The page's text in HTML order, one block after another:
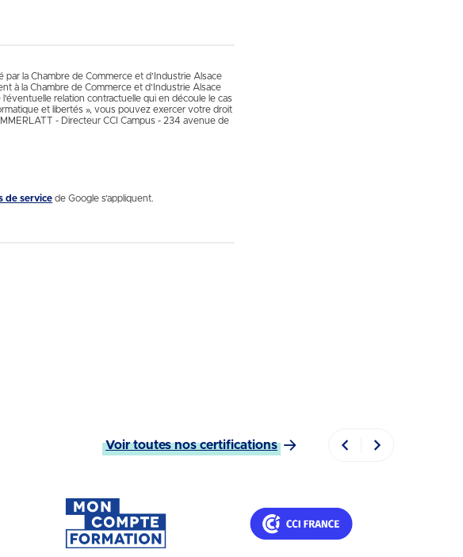
la Chambre de Commerce et d’Industrie Alsace
à la Chambre de Commerce et d’Industrie Alsace
relation contractuelle qui en découle le cas
et libertés », vous pouvez exercer votre droit
- Directeur CCI Campus - 234 avenue de
de service de Google s’appliquent.
Voir toutes nos certifications